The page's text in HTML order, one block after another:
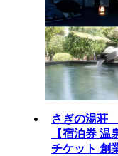
さぎの湯荘
【宿泊券
チケット 創